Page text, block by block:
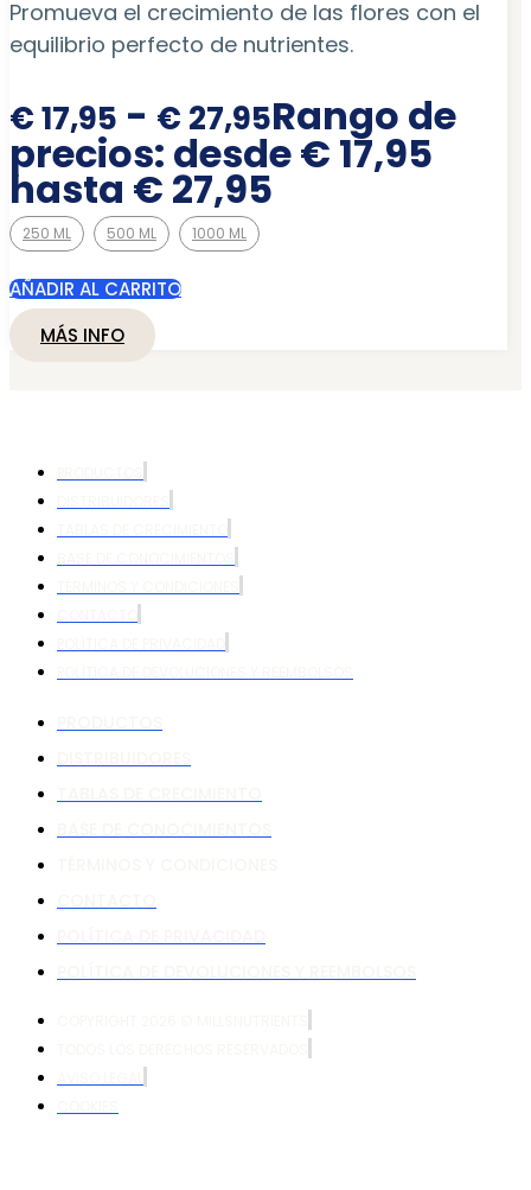
Promueva el crecimiento de las flores con el
equilibrio perfecto de nutrientes.
€17,95 - € 27,95Rango de
precios: desde € 17,95
hasta € 27,95
250 ML 500 ML 1000 ML
AÑADIR AL CARRITO
MÁS INFO